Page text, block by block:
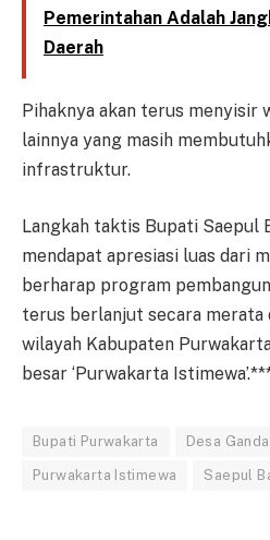
Pemerintahan Adalah
Daerah
Pihaknya akan terus menyisir
lainnya yang masih
infrastruktur.
Langkah taktis Bupati Saepul
mendapat apresiasi luas dari
berharap program
terus berlanjut secara merata
wilayah Kabupaten
besar ‘Purwakarta
Bupati Purwakarta Desa
Purwakarta Istimewa Saepul